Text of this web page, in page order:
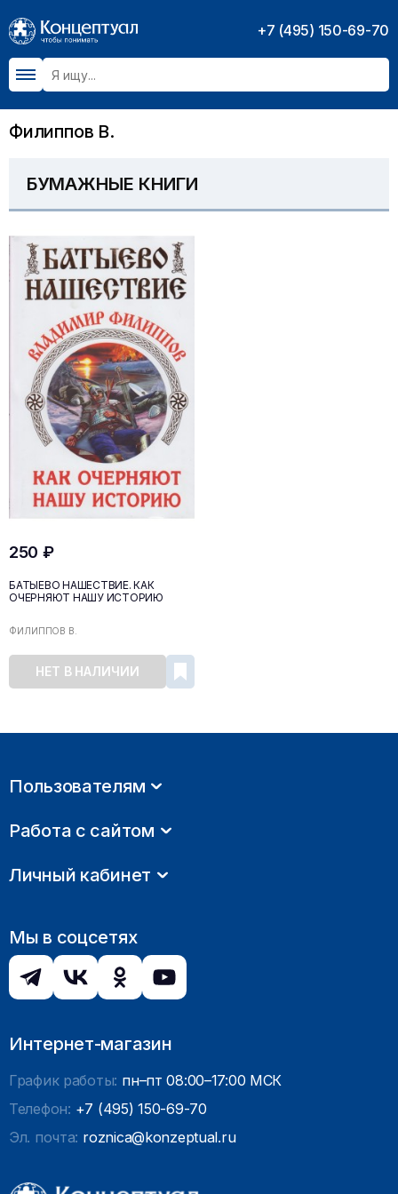
+7 (495) 150-69-70
Филиппов В.
БУМАЖНЫЕ КНИГИ
250 ₽
БАТЫЕВО НАШЕСТВИЕ. КАК
ОЧЕРНЯЮТ НАШУ ИСТОРИЮ
ФИЛИППОВ В.
НЕТ В НАЛИЧИИ
Пользователям
Работа с сайтом
Личный кабинет
Мы в соцсетях
Интернет-магазин
График работы: пн–пт 08:00–17:00 МСК
Телефон: +7 (495) 150-69-70
Эл. почта: roznica@konzeptual.ru